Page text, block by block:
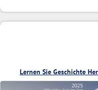
Lernen Sie Geschichte